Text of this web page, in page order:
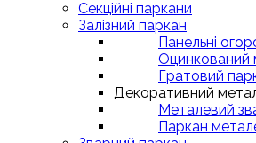
Секційні паркани
Залізний паркан
Панельні
Оцинкований
Гратовий
Декоративний
Металевий
Паркан